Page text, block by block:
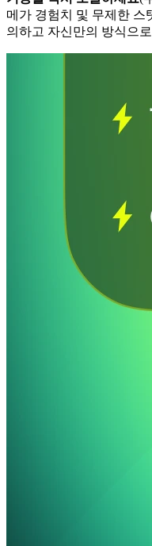
메가 경험치 및 무제한 스
의하고 자신만의 방식으